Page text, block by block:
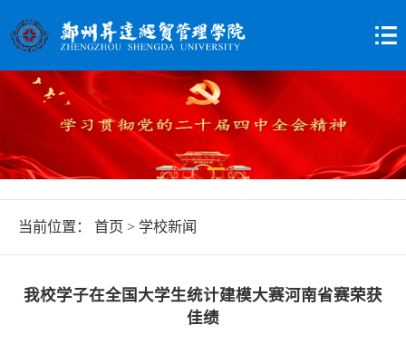
当前位置： 首页 > 学校新闻
我校学子在全国大学生统计建模大赛河南省赛荣获
佳绩